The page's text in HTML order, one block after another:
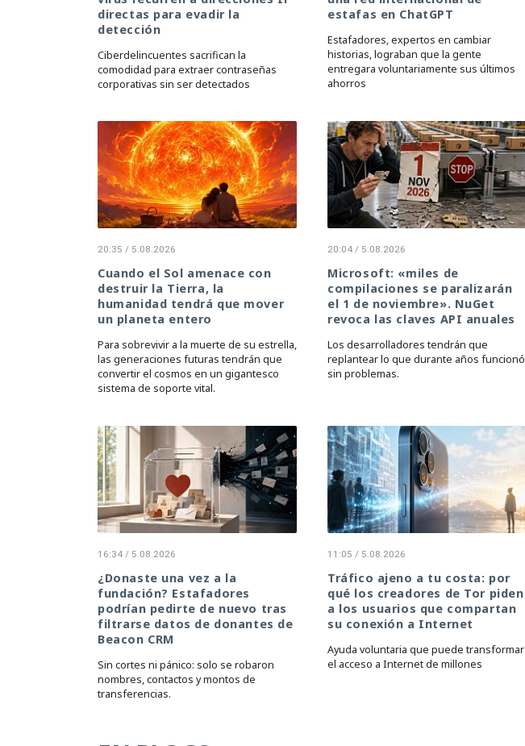
directas para evadir la
detección
Ciberdelincuentes sacrifican la
comodidad para extraer contraseñas
corporativas sin ser detectados
estafas en ChatGPT
Estafadores, expertos en cambiar
historias, lograban que la gente
entregara voluntariamente sus últimos
ahorros
20:35 / 5.08.2026
Cuando el Sol amenace con
destruir la Tierra, la
humanidad tendrá que mover
un planeta entero
Para sobrevivir a la muerte de su estrella,
las generaciones futuras tendrán que
convertir el cosmos en un gigantesco
sistema de soporte vital.
20:04 / 5.08.2026
Microsoft: «miles de
compilaciones se paralizarán
el 1 de noviembre». NuGet
revoca las claves API anuales
Los desarrolladores tendrán que
replantear lo que durante años funcionó
sin problemas.
16:34 / 5.08.2026
¿Donaste una vez a la
fundación? Estafadores
podrían pedirte de nuevo tras
filtrarse datos de donantes de
Beacon CRM
Sin cortes ni pánico: solo se robaron
nombres, contactos y montos de
transferencias.
11:05 / 5.08.2026
Tráfico ajeno a tu costa: por
qué los creadores de Tor piden
a los usuarios que compartan
su conexión a Internet
Ayuda voluntaria que puede transformar
el acceso a Internet de millones